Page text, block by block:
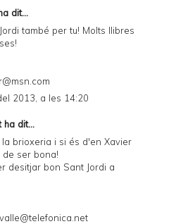
dit...
també per tu! Molts llibres
2013, a les 14:20
ha dit...
brioxeria i si és d'en Xavier
ser bona!
desitjar bon Sant Jordi a